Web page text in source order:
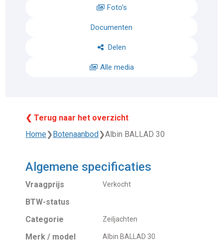
Foto's
Documenten
Delen
Alle media
❮ Terug naar het overzicht
Home❯Botenaanbod❯Albin BALLAD 30
Algemene specificaties
Vraagprijs Verkocht
BTW-status
Categorie
Zeiljachten
Merk / model Albin BALLAD 30